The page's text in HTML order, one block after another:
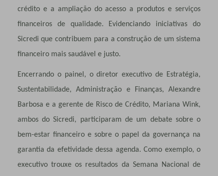
crédito e a ampliação do acesso a produtos e serviços
financeiros de qualidade. Evidenciando iniciativas do
Sicredi que contribuem para a construção de um sistema
financeiro mais saudável e justo.
Encerrando o painel, o diretor executivo de Estratégia,
Sustentabilidade, Administração e Finanças, Alexandre
Barbosa e a gerente de Risco de Crédito, Mariana Wink,
ambos do Sicredi, participaram de um debate sobre o
bem-estar financeiro e sobre o papel da governança na
garantia da efetividade dessa agenda. Como exemplo, o
executivo trouxe os resultados da Semana Nacional de